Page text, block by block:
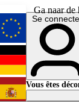
Ga naar
English
Deutsch
Español
Se
Vous êtes